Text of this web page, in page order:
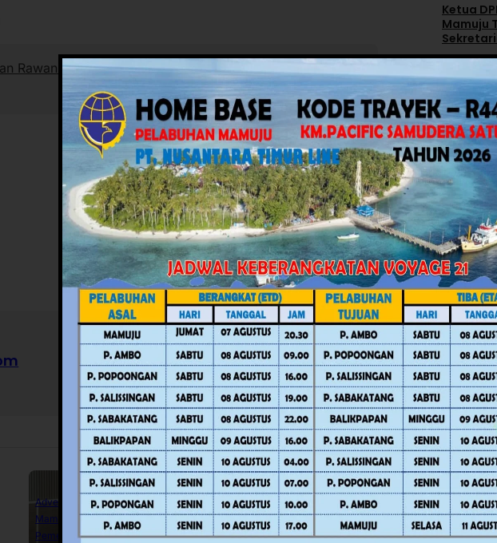
Rawan Isu SARA, Pemprov Sulbar Perkuat Literasi Digital
Facebook Twitter Pinterest Mail WhatsApp
Advertorial
Daerah
Mamuju
News
Pemerintahan
Advertorial Daerah
MamujuNews
Pemerintahan
DaerahNews
Polewali
Ketua
Mamuju
Daerah